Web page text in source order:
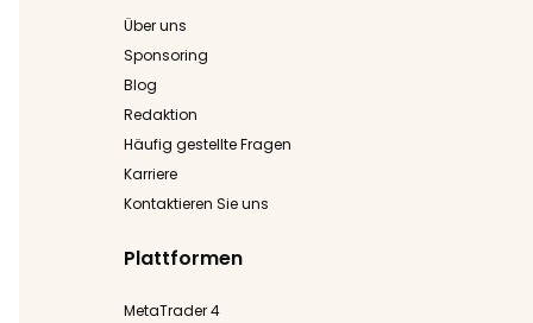
Über uns
Sponsoring
Blog
Redaktion
Häufig gestellte Fragen
Karriere
Kontaktieren Sie uns
Plattformen
MetaTrader 4